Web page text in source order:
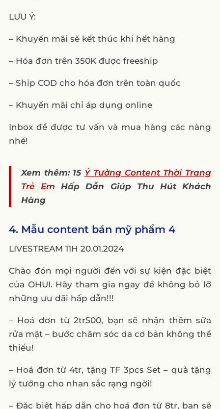
LƯU Ý:
– Khuyến mãi sẽ kết thúc khi hết hàng
– Hóa đơn trên 350K được freeship
– Ship COD cho hóa đơn trên toàn quốc
– Khuyến mãi chỉ áp dụng online
Inbox để được tư vấn và mua hàng các nàng
nhé!
Xem thêm: 15 Ý Tưởng Content Thời Trang
Trẻ Em Hấp Dẫn Giúp Thu Hút Khách
Hàng
4. Mẫu content bán mỹ phẩm 4
LIVESTREAM 11H 20.01.2024
Chào đón mọi người đến với sự kiện đặc biệt
của OHUI. Hãy tham gia ngay để không bỏ lỡ
những ưu đãi hấp dẫn!!!
– Hoá đơn từ 2tr500, bạn sẽ nhận thêm sữa
rửa mặt – bước chăm sóc da cơ bản không thể
thiếu!
– Hoá đơn từ 4tr, tặng TF 3pcs Set – quà tặng
lý tưởng cho nhan sắc rạng ngời!
– Đặc biệt hấp dẫn cho hoá đơn từ 8tr, bạn sẽ